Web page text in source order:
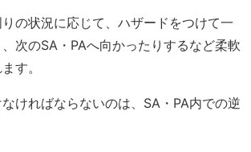
の状況に応じて、ハザードをつけて一
次のSA・PAへ向かったりするなど柔軟
す。
ければならないのは、SA・PA内での逆